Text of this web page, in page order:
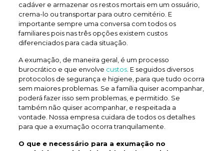
cadáver e armazenar os restos mortais em um ossuário,
crema-lo ou transportar para outro cemitério. E
importante sempre uma conversa com todos os
familiares pois nas três opções existem custos
diferenciados para cada situação.
A exumação, de maneira geral, é um processo
burocrático e que envolve custos. E seguidos diversos
protocolos de segurança e higiene, para que tudo ocorra
sem maiores problemas. Se a família quiser acompanhar,
poderá fazer isso sem problemas, e permitido. Se
também não quiser acompanhar, e respeitada a
vontade. Nossa empresa cuidara de todos os detalhes
para que a exumação ocorra tranquilamente.
O que e necessário para a exumação no